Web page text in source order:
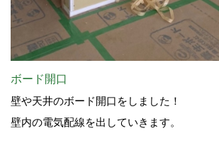
ボード開口
壁や天井のボード開口をしました！
壁内の電気配線を出していきます。